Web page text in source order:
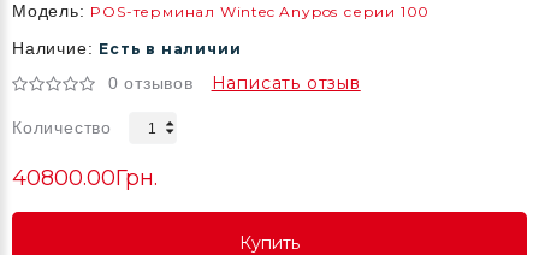
Модель: POS-терминал Wintec Anypos серии 100
Наличие: Есть в наличии
0 отзывов Написать отзыв
Количество
40800.00Грн.
Купить
Купить